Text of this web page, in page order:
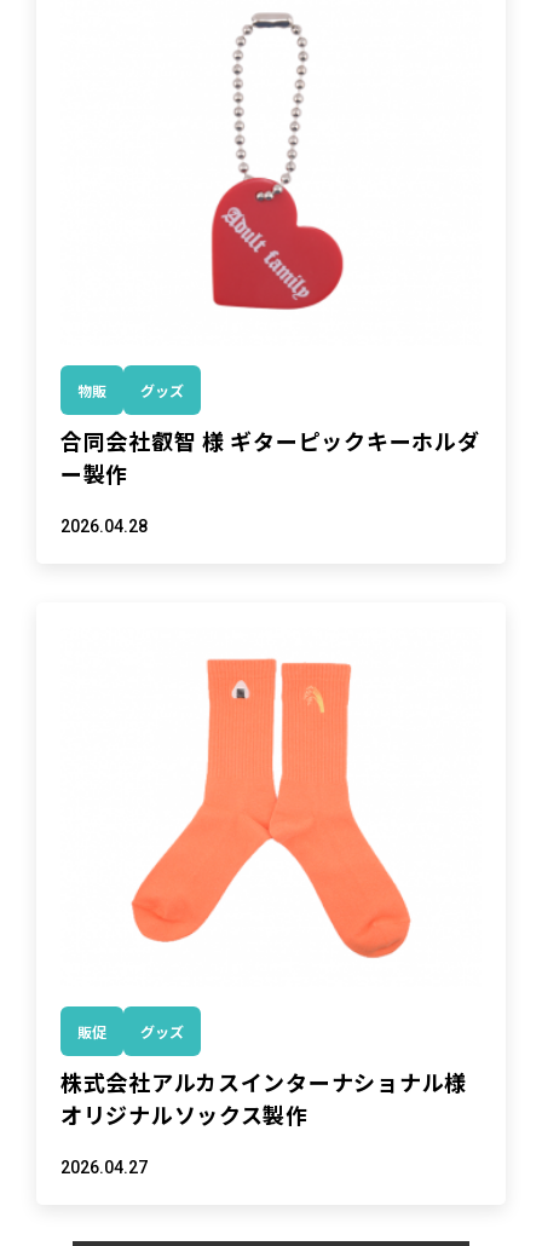
物販 グッズ
合同会社叡智 様 ギターピックキーホルダ
ー製作
2026.04.28
販促 グッズ
株式会社アルカスインターナショナル様
オリジナルソックス製作
2026.04.27